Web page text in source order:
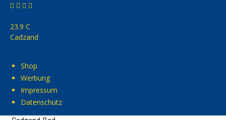
23.9 C
Cadzand
Shop
Werbung
Impressum
Datenschutz